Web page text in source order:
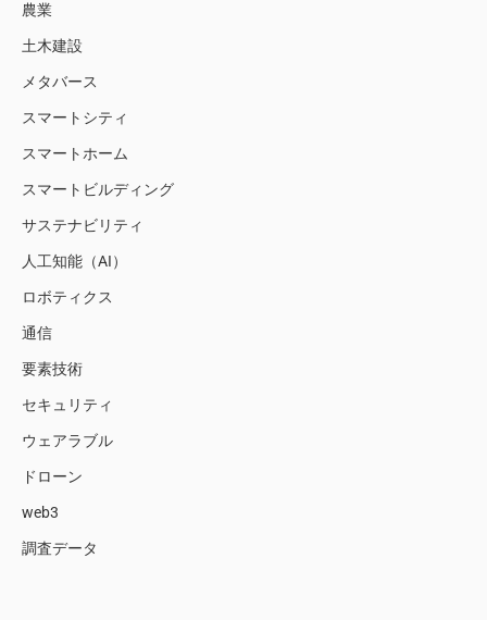
農業
土木建設
メタバース
スマートシティ
スマートホーム
スマートビルディング
サステナビリティ
人工知能（AI）
ロボティクス
通信
要素技術
セキュリティ
ウェアラブル
ドローン
web3
調査データ